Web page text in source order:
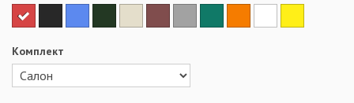
Комплект